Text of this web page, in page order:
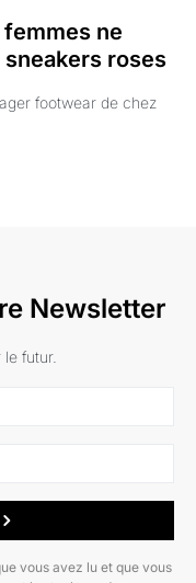
femmes ne
roses
footwear de chez
Newsletter
futur.
vous avez lu et que vous